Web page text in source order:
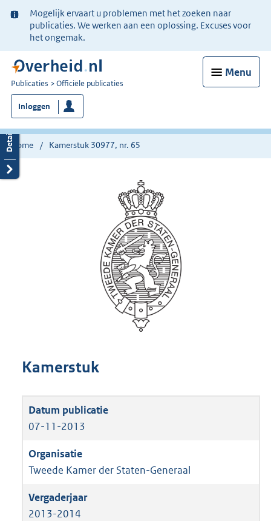
Ter
informatie:
Mogelijk ervaart u problemen met het zoeken naar
publicaties. We werken aan een oplossing. Excuses voor
het ongemak.
Menu
U
bent
nu
hier:
Publicaties Officiële publicaties
Inloggen
Home Kamerstuk 30977, nr. 65
Kamerstuk
07-11-2013
Tweede Kamer der Staten-Generaal
2013-2014